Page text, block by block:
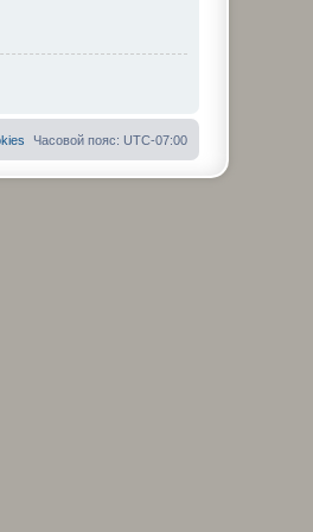
Часовой пояс: UTC-07:00